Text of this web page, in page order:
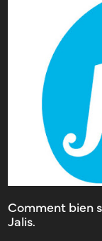
Comment bien
Jalis.